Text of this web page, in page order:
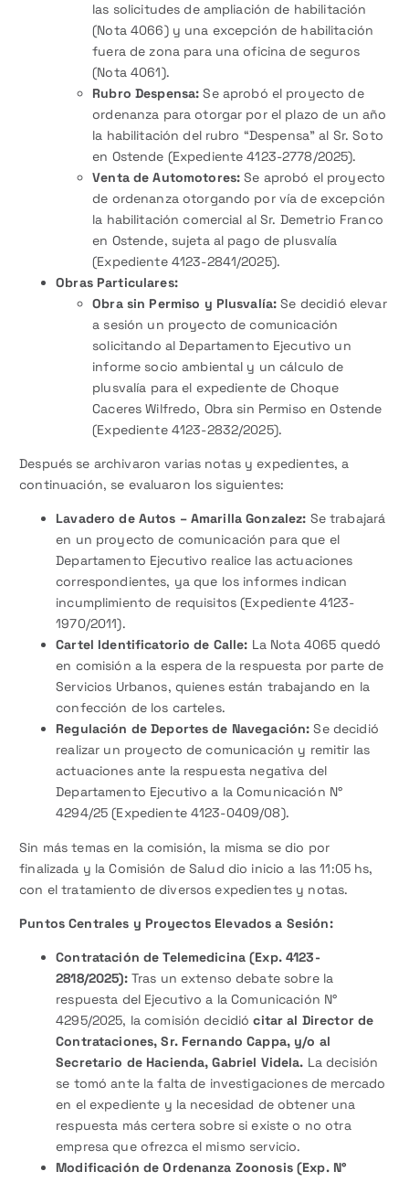
las solicitudes de ampliación de habilitación
(Nota 4066) y una excepción de habilitación
fuera de zona para una oficina de seguros
(Nota 4061).
Rubro Despensa: Se aprobó el proyecto de
ordenanza para otorgar por el plazo de un año
la habilitación del rubro “Despensa” al Sr. Soto
en Ostende (Expediente 4123-2778/2025).
Venta de Automotores: Se aprobó el proyecto
de ordenanza otorgando por vía de excepción
la habilitación comercial al Sr. Demetrio Franco
en Ostende, sujeta al pago de plusvalía
(Expediente 4123-2841/2025).
Obras Particulares:
Obra sin Permiso y Plusvalía: Se decidió elevar
a sesión un proyecto de comunicación
solicitando al Departamento Ejecutivo un
informe socio ambiental y un cálculo de
plusvalía para el expediente de Choque
Caceres Wilfredo, Obra sin Permiso en Ostende
(Expediente 4123-2832/2025).
Después se archivaron varias notas y expedientes, a
continuación, se evaluaron los siguientes:
Lavadero de Autos – Amarilla Gonzalez: Se trabajará
en un proyecto de comunicación para que el
Departamento Ejecutivo realice las actuaciones
correspondientes, ya que los informes indican
incumplimiento de requisitos (Expediente 4123-
1970/2011).
Cartel Identificatorio de Calle: La Nota 4065 quedó
en comisión a la espera de la respuesta por parte de
Servicios Urbanos, quienes están trabajando en la
confección de los carteles.
Regulación de Deportes de Navegación: Se decidió
realizar un proyecto de comunicación y remitir las
actuaciones ante la respuesta negativa del
Departamento Ejecutivo a la Comunicación N°
4294/25 (Expediente 4123-0409/08).
Sin más temas en la comisión, la misma se dio por
finalizada y la Comisión de Salud dio inicio a las 11:05 hs,
con el tratamiento de diversos expedientes y notas.
Puntos Centrales y Proyectos Elevados a Sesión:
Contratación de Telemedicina (Exp. 4123-
2818/2025):Tras un extenso debate sobre la
respuesta del Ejecutivo a la Comunicación N°
4295/2025, la comisión decidiócitar al Director de
Contrataciones, Sr. Fernando Cappa, y/o al
Secretario de Hacienda, Gabriel Videla. La decisión
se tomó ante la falta de investigaciones de mercado
en el expediente y la necesidad de obtener una
respuesta más certera sobre si existe o no otra
empresa que ofrezca el mismo servicio.
Modificación de Ordenanza Zoonosis (Exp. N°